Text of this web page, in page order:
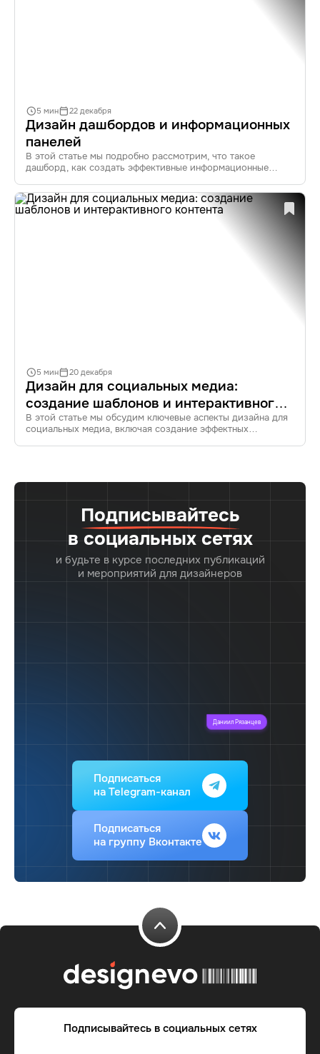
Дизайн дашбордов и информационных
панелей
В этой статье мы подробно рассмотрим, что такое
дашборд, как создать эффективные информационные
а также рассмотрим примеры успешных дашбордов
и лучшие практики дизайна.
В условиях, когда объем информации растет с каждым
5 мин 22 декабря
Дизайн для социальных медиа:
создание шаблонов и интерактивного
контента
В этой статье мы обсудим ключевые аспекты дизайна для
социальных медиа, включая создание эффектных
5 мин 20 декабря
Подписывайтесь
в социальных сетях
и будьте в курсе последних публикаций
и мероприятий для дизайнеров
Подписаться
на Telegram-канал
Подписаться
на группу Вконтакте
Даниил Рязанцев
Подписывайтесь в социальных сетях